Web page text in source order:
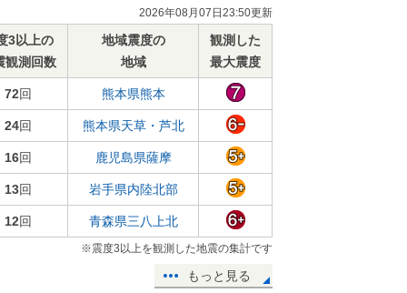
2026年08月07日23:50更新
3以上の
観測回数
地域震度の
地域
観測した
最大震度
72回 熊本県熊本
24回 熊本県天草・芦北
16回 鹿児島県薩摩
13回 岩手県内陸北部
12回 青森県三八上北
※震度3以上を観測した地震の集計です
もっと見る